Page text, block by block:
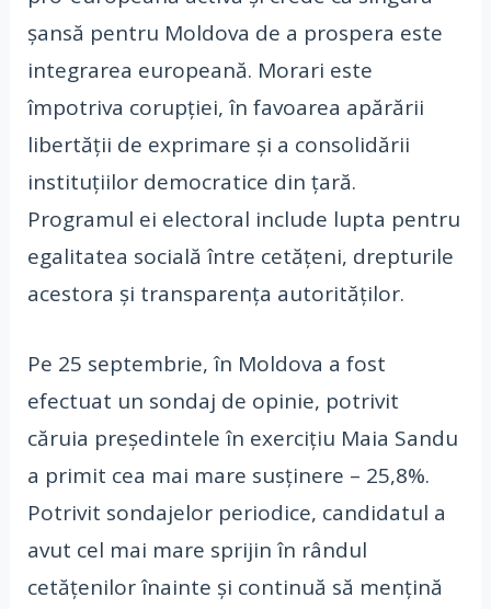
șansă pentru Moldova de a prospera este
integrarea europeană. Morari este
împotriva corupției, în favoarea apărării
libertății de exprimare și a consolidării
instituțiilor democratice din țară.
Programul ei electoral include lupta pentru
egalitatea socială între cetățeni, drepturile
acestora și transparența autorităților.
Pe 25 septembrie, în Moldova a fost
efectuat un sondaj de opinie, potrivit
căruia președintele în exercițiu Maia Sandu
a primit cea mai mare susținere – 25,8%.
Potrivit sondajelor periodice, candidatul a
avut cel mai mare sprijin în rândul
cetățenilor înainte și continuă să mențină